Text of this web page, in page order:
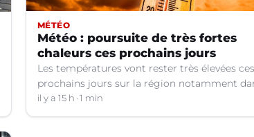
MÉTÉO
Météo : poursuite de très fortes
chaleurs ces prochains jours
Les températures vont rester très élevées ces
prochains jours sur la région notamment
le Languedoc.
il y a 15 h 1 min